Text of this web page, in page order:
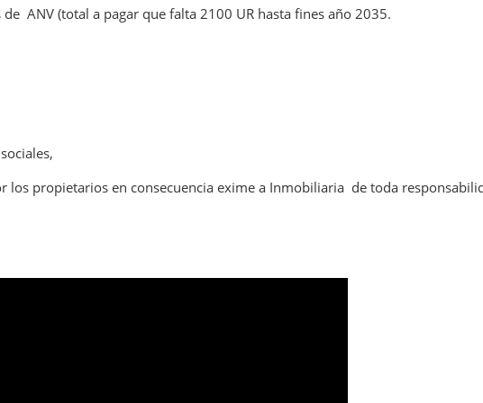
ANV (total a pagar que falta 2100 UR hasta fines año 2035.
los propietarios en consecuencia exime a Inmobiliaria de toda